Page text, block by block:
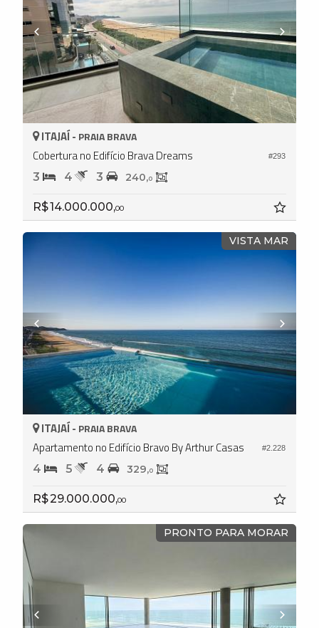
#293
ITAJAÍ - PRAIA BRAVA
Cobertura no Edifício Brava Dreams
3 4 3 240,0
R$ 14.000.000,00
VISTA MAR
#2.228
ITAJAÍ - PRAIA BRAVA
Apartamento no Edifício Bravo By Arthur Casas
4 5 4 329,0
R$ 29.000.000,00
PRONTO PARA MORAR